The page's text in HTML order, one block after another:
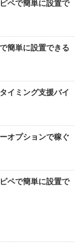
ペで簡単に設置で
簡単に設置できる
イミング支援バイ
オプションで稼ぐ
ペで簡単に設置で